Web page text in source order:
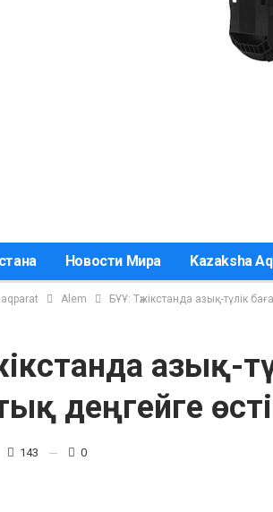
Новости Мира Kazaksha
Alem БҰҰ: Тәжікстанда азық-түлік
азық-
деңгейге өсті
143 0